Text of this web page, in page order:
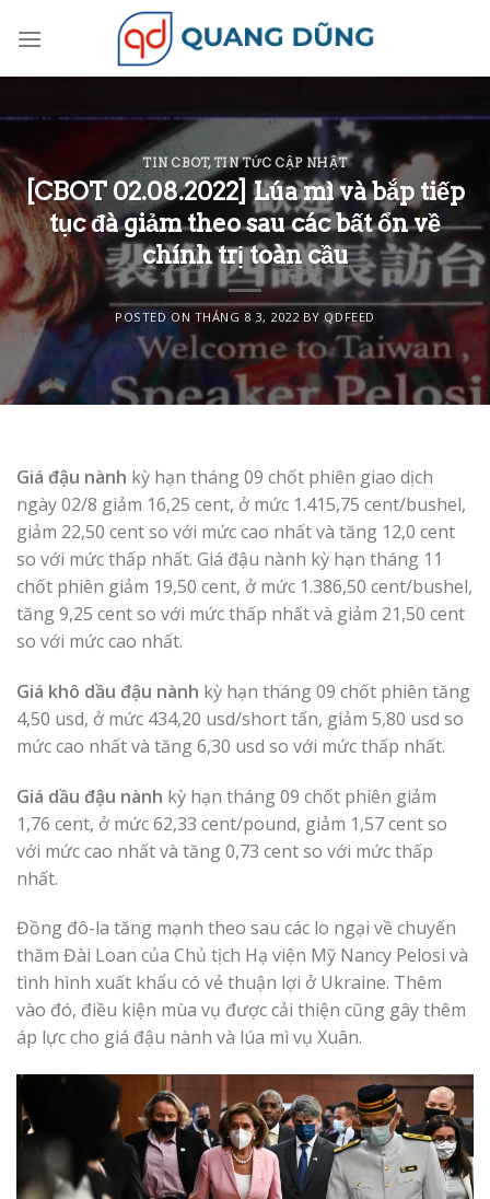
TIN CBOT, TIN TỨC CẬP NHẬT
[CBOT 02.08.2022] Lúa mì và bắp tiếp
tục đà giảm theo sau các bất ổn về
chính trị toàn cầu
POSTED ON THÁNG 8 3, 2022 BYQDFEED
Giá đậu nành kỳ hạn tháng 09 chốt phiên giao dịch
ngày 02/8 giảm 16,25 cent, ở mức 1.415,75 cent/bushel,
giảm 22,50 cent so với mức cao nhất và tăng 12,0 cent
so với mức thấp nhất. Giá đậu nành kỳ hạn tháng 11
chốt phiên giảm 19,50 cent, ở mức 1.386,50 cent/bushel,
tăng 9,25 cent so với mức thấp nhất và giảm 21,50 cent
so với mức cao nhất.
Giá khô dầu đậu nành kỳ hạn tháng 09 chốt phiên tăng
4,50 usd, ở mức 434,20 usd/short tấn, giảm 5,80 usd so
mức cao nhất và tăng 6,30 usd so với mức thấp nhất.
Giá dầu đậu nành kỳ hạn tháng 09 chốt phiên giảm
1,76 cent, ở mức 62,33 cent/pound, giảm 1,57 cent so
với mức cao nhất và tăng 0,73 cent so với mức thấp
nhất.
Đồng đô-la tăng mạnh theo sau các lo ngại về chuyến
thăm Đài Loan của Chủ tịch Hạ viện Mỹ Nancy Pelosi và
tình hình xuất khẩu có vẻ thuận lợi ở Ukraine. Thêm
vào đó, điều kiện mùa vụ được cải thiện cũng gây thêm
áp lực cho giá đậu nành và lúa mì vụ Xuân.